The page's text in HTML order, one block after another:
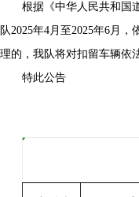
根据《中华人民共和国
队2025年4月至2025年6月
理的，我队将对扣留车辆依
特此公告